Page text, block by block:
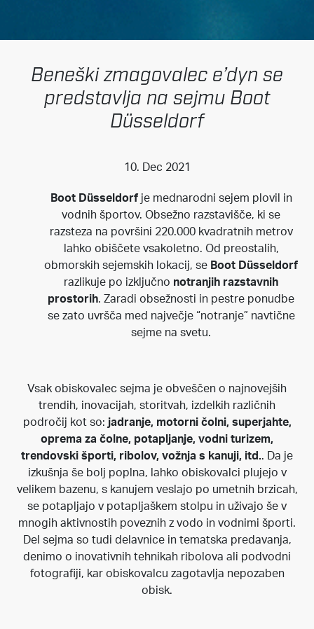
Beneški zmagovalec e’dyn se
predstavlja na sejmu Boot
Düsseldorf
10. Dec 2021
Boot Düsseldorf je mednarodni sejem plovil in
vodnih športov. Obsežno razstavišče, ki se
razsteza na površini 220.000 kvadratnih metrov
lahko obiščete vsakoletno. Od preostalih,
obmorskih sejemskih lokacij, se Boot Düsseldorf
razlikuje po izključno notranjih razstavnih
prostorih. Zaradi obsežnosti in pestre ponudbe
se zato uvršča med največje “notranje” navtične
sejme na svetu.
Vsak obiskovalec sejma je obveščen o najnovejših
trendih, inovacijah, storitvah, izdelkih različnih
področij kot so: jadranje, motorni čolni, superjahte,
oprema za čolne, potapljanje, vodni turizem,
trendovski športi, ribolov, vožnja s kanuji, itd.. Da je
izkušnja še bolj poplna, lahko obiskovalci plujejo v
velikem bazenu, s kanujem veslajo po umetnih brzicah,
se potapljajo v potapljaškem stolpu in uživajo še v
mnogih aktivnostih poveznih z vodo in vodnimi športi.
Del sejma so tudi delavnice in tematska predavanja,
denimo o inovativnih tehnikah ribolova ali podvodni
fotografiji, kar obiskovalcu zagotavlja nepozaben
obisk.